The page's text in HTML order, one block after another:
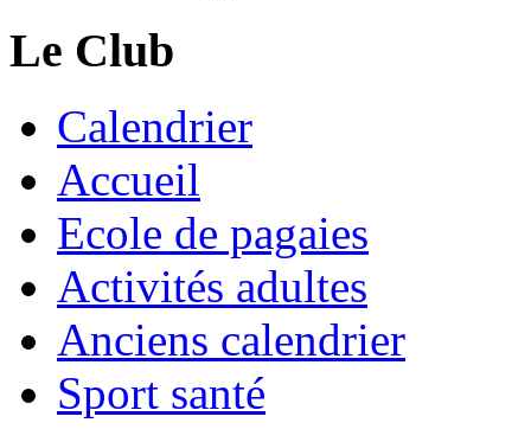
Le Club
Calendrier
Accueil
Ecole de pagaies
Activités adultes
Anciens calendrier
Sport santé